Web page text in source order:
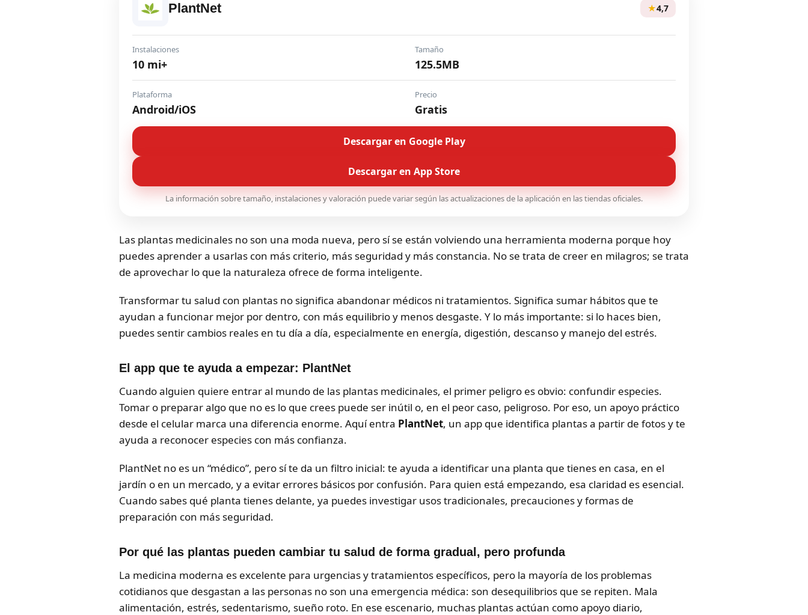
PlantNet ★4,7
Instalaciones
10 mi+
Tamaño
125.5MB
Plataforma
Android/iOS
Precio
Gratis
Descargar en Google Play
Descargar en App Store
La información sobre tamaño, instalaciones y valoración puede variar según las actualizaciones de la aplicación en las tiendas oficiales.
Las plantas medicinales no son una moda nueva, pero sí se están volviendo una herramienta moderna porque hoy
puedes aprender a usarlas con más criterio, más seguridad y más constancia. No se trata de creer en milagros; se trata
de aprovechar lo que la naturaleza ofrece de forma inteligente.
Transformar tu salud con plantas no significa abandonar médicos ni tratamientos. Significa sumar hábitos que te
ayudan a funcionar mejor por dentro, con más equilibrio y menos desgaste. Y lo más importante: si lo haces bien,
puedes sentir cambios reales en tu día a día, especialmente en energía, digestión, descanso y manejo del estrés.
El app que te ayuda a empezar: PlantNet
Cuando alguien quiere entrar al mundo de las plantas medicinales, el primer peligro es obvio: confundir especies.
Tomar o preparar algo que no es lo que crees puede ser inútil o, en el peor caso, peligroso. Por eso, un apoyo práctico
desde el celular marca una diferencia enorme. Aquí entra PlantNet, un app que identifica plantas a partir de fotos y te
ayuda a reconocer especies con más confianza.
PlantNet no es un “médico”, pero sí te da un filtro inicial: te ayuda a identificar una planta que tienes en casa, en el
jardín o en un mercado, y a evitar errores básicos por confusión. Para quien está empezando, esa claridad es esencial.
Cuando sabes qué planta tienes delante, ya puedes investigar usos tradicionales, precauciones y formas de
preparación con más seguridad.
Por qué las plantas pueden cambiar tu salud de forma gradual, pero profunda
La medicina moderna es excelente para urgencias y tratamientos específicos, pero la mayoría de los problemas
cotidianos que desgastan a las personas no son una emergencia médica: son desequilibrios que se repiten. Mala
alimentación, estrés, sedentarismo, sueño roto. En ese escenario, muchas plantas actúan como apoyo diario,